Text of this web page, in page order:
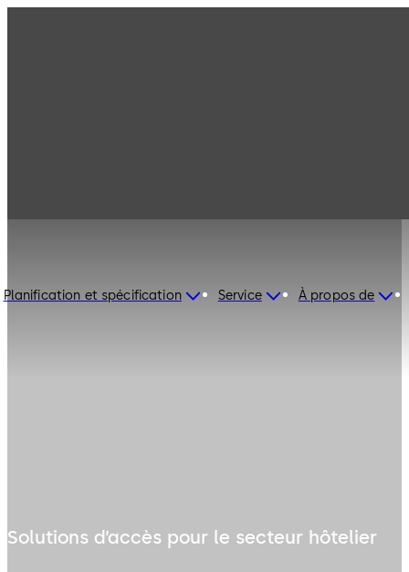
Planification et spécification Service À propos de
Solutions d’accès pour le secteur hôtelier